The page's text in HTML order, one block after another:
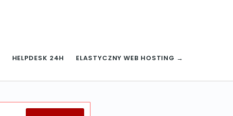
HELPDESK 24H ELASTYCZNY WEB HOSTING →